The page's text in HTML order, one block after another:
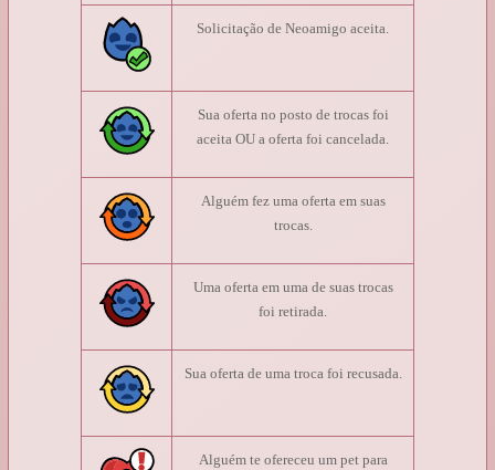
Solicitação de Neoamigo aceita.
Sua oferta no posto de trocas foi
aceita OU a oferta foi cancelada.
Alguém fez uma oferta em suas
trocas.
Uma oferta em uma de suas trocas
foi retirada.
Sua oferta de uma troca foi recusada.
Alguém te ofereceu um pet para